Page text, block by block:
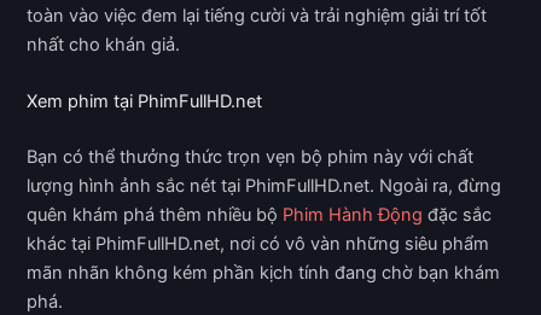
toàn vào việc đem lại tiếng cười và trải nghiệm giải trí tốt
nhất cho khán giả.
Xem phim tại PhimFullHD.net
Bạn có thể thưởng thức trọn vẹn bộ phim này với chất
lượng hình ảnh sắc nét tại PhimFullHD.net. Ngoài ra, đừng
quên khám phá thêm nhiều bộ Phim Hành Động đặc sắc
khác tại PhimFullHD.net, nơi có vô vàn những siêu phẩm
mãn nhãn không kém phần kịch tính đang chờ bạn khám
phá.